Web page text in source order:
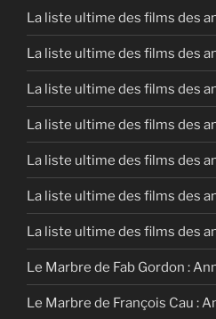
La liste ultime des films des
La liste ultime des films des
La liste ultime des films des
La liste ultime des films des
La liste ultime des films des
La liste ultime des films des
La liste ultime des films des
Le Marbre de Fab Gordon :
Le Marbre de François Cau :